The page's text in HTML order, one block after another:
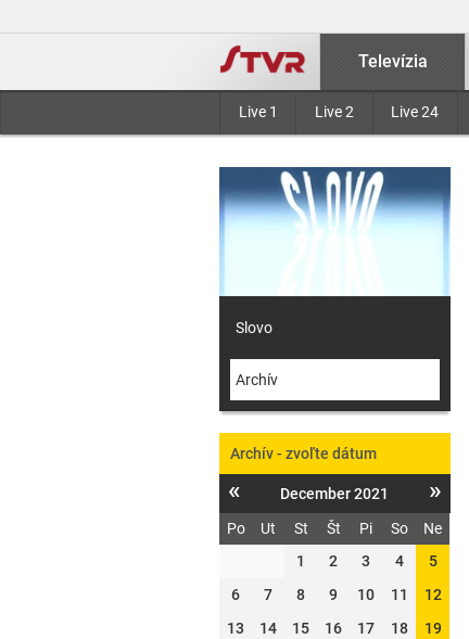
Televízia
Live 1 Live 2 Live 24
Slovo
Archív
Archív - zvoľte dátum
« December 2021 »
Po Ut St Št Pi So
Ne
1
2 3 4
5
6
7 8 9 10 11
12
13
14 15 16 17 18
19